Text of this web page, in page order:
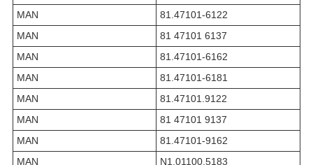
MAN
81.47101-6122
MAN
81 47101 6137
MAN
81.47101-6162
MAN
81.47101-6181
MAN
81.47101.9122
MAN
81 47101 9137
MAN
81.47101-9162
MAN
N1.01100.5183